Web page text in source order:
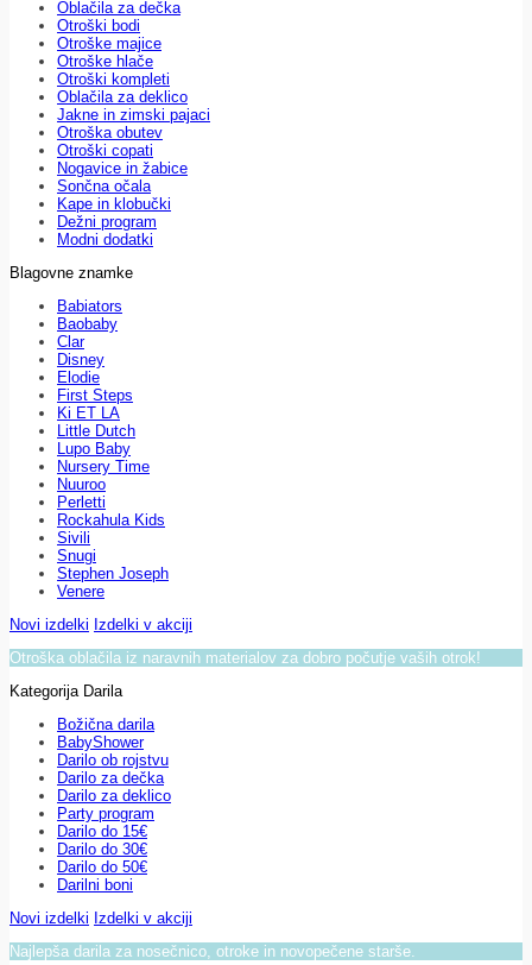
Oblačila za dečka
Otroški bodi
Otroške majice
Otroške hlače
Otroški kompleti
Oblačila za deklico
Jakne in zimski pajaci
Otroška obutev
Otroški copati
Nogavice in žabice
Sončna očala
Kape in klobučki
Dežni program
Modni dodatki
Blagovne znamke
Babiators
Baobaby
Clar
Disney
Elodie
First Steps
Ki ET LA
Little Dutch
Lupo Baby
Nursery Time
Nuuroo
Perletti
Rockahula Kids
Sivili
Snugi
Stephen Joseph
Venere
Novi izdelki Izdelki v akciji
Otroška oblačila iz naravnih materialov za dobro počutje vaših otrok!
Kategorija Darila
Božična darila
BabyShower
Darilo ob rojstvu
Darilo za dečka
Darilo za deklico
Party program
Darilo do 15€
Darilo do 30€
Darilo do 50€
Darilni boni
Novi izdelki Izdelki v akciji
Najlepša darila za nosečnico, otroke in novopečene starše.